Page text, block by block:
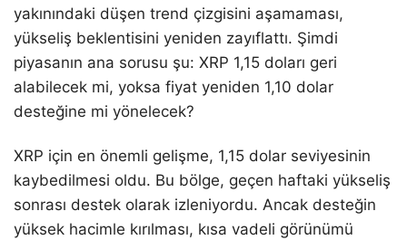
yakınındaki düşen trend çizgisini aşamaması,
yükseliş beklentisini yeniden zayıflattı. Şimdi
piyasanın ana sorusu şu: XRP 1,15 doları geri
alabilecek mi, yoksa fiyat yeniden 1,10 dolar
desteğine mi yönelecek?
XRP için en önemli gelişme, 1,15 dolar seviyesinin
kaybedilmesi oldu. Bu bölge, geçen haftaki yükseliş
sonrası destek olarak izleniyordu. Ancak desteğin
yüksek hacimle kırılması, kısa vadeli görünümü